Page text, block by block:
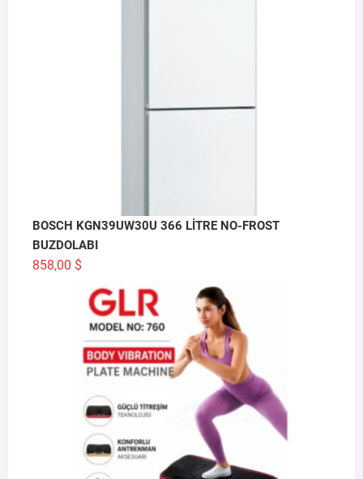
BOSCH KGN39UW30U 366 LİTRE NO-FROST
BUZDOLABI
858,00 $